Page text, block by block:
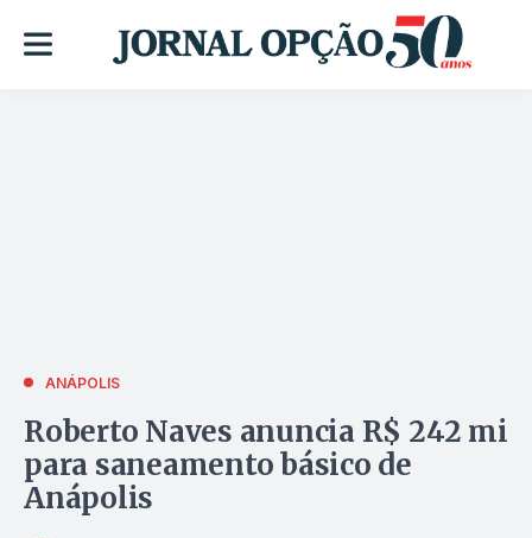
ANÁPOLIS
Roberto Naves anuncia R$ 242 mi
para saneamento básico de
Anápolis